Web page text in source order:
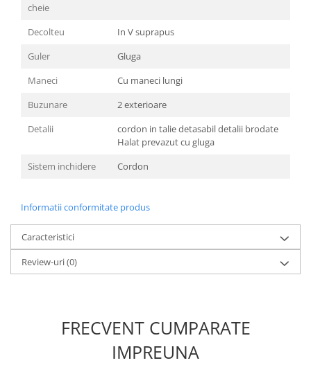
cheie
Decolteu
In V suprapus
Guler
Gluga
Maneci
Cu maneci lungi
Buzunare
2 exterioare
Detalii
cordon in talie detasabil detalii brodate
Halat prevazut cu gluga
Sistem inchidere
Cordon
Informatii conformitate produs
Caracteristici
Review-uri(0)
FRECVENT CUMPARATE
IMPREUNA